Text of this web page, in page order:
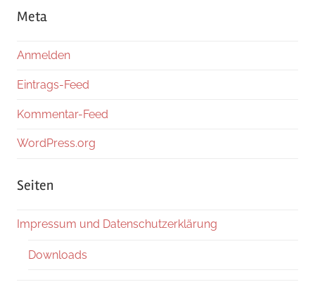
Meta
Anmelden
Eintrags-Feed
Kommentar-Feed
WordPress.org
Seiten
Impressum und Datenschutzerklärung
Downloads